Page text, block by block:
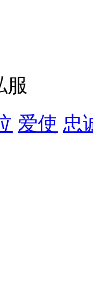
服
爱使 忠